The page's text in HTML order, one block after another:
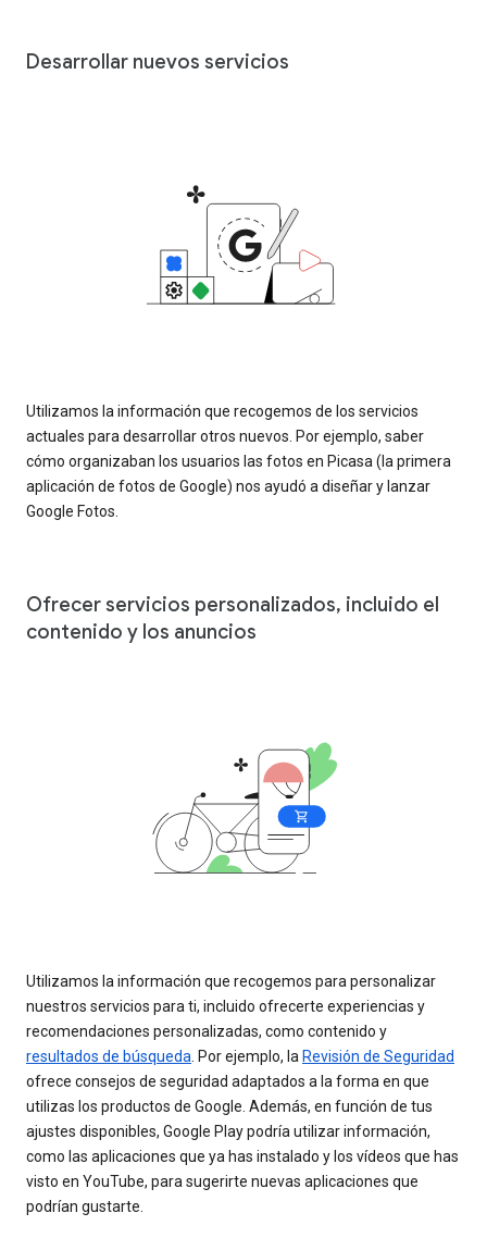
Desarrollar nuevos servicios
Utilizamos la información que recogemos de los servicios
actuales para desarrollar otros nuevos. Por ejemplo, saber
cómo organizaban los usuarios las fotos en Picasa (la primera
aplicación de fotos de Google) nos ayudó a diseñar y lanzar
Google Fotos.
Ofrecer servicios personalizados, incluido el
contenido y los anuncios
Utilizamos la información que recogemos para personalizar
nuestros servicios para ti, incluido ofrecerte experiencias y
recomendaciones personalizadas, como contenido y
resultados de búsqueda . Por ejemplo, la Revisión de Seguridad
ofrece consejos de seguridad adaptados a la forma en que
utilizas los productos de Google. Además, en función de tus
ajustes disponibles, Google Play podría utilizar información,
como las aplicaciones que ya has instalado y los vídeos que has
visto en YouTube, para sugerirte nuevas aplicaciones que
podrían gustarte.